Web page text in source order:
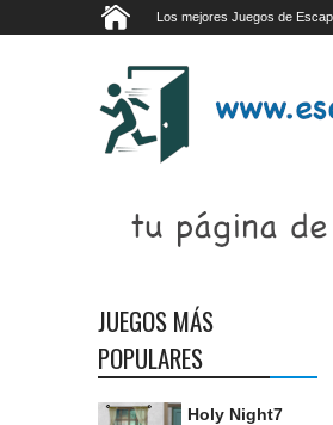
Los mejores Juegos de
JUEGOS MÁS
POPULARES
Holy Night7